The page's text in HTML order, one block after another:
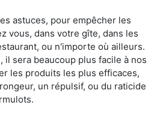
astuces, pour empêcher les
vous, dans votre gîte, dans les
ou n'importe où ailleurs.
il sera beaucoup plus facile à nos
les produits les plus efficaces,
un répulsif, ou du raticide